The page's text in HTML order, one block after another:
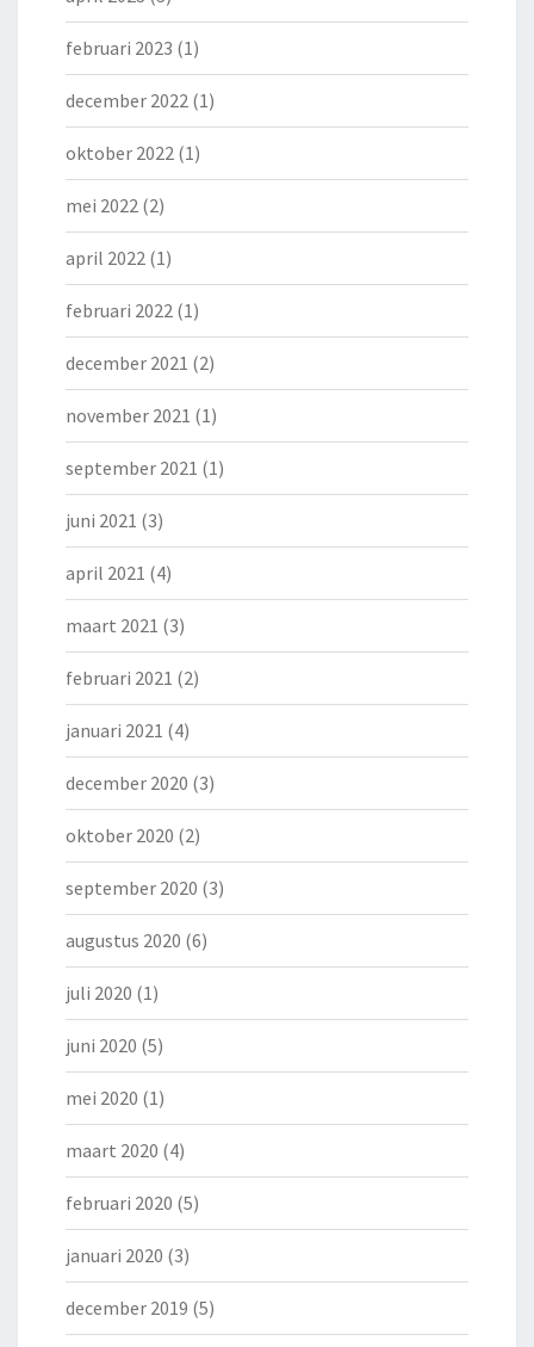
februari 2023 (1)
december 2022 (1)
oktober 2022 (1)
mei 2022 (2)
april 2022 (1)
februari 2022 (1)
december 2021 (2)
november 2021 (1)
september 2021 (1)
juni 2021 (3)
april 2021 (4)
maart 2021 (3)
februari 2021 (2)
januari 2021 (4)
december 2020 (3)
oktober 2020 (2)
september 2020 (3)
augustus 2020 (6)
juli 2020 (1)
juni 2020 (5)
mei 2020 (1)
maart 2020 (4)
februari 2020 (5)
januari 2020 (3)
december 2019 (5)